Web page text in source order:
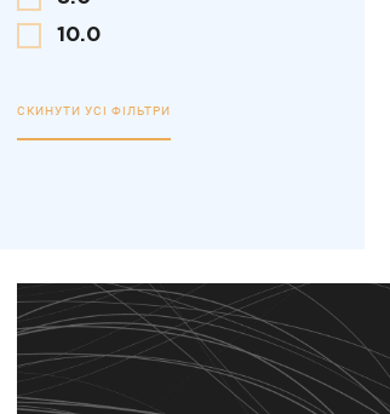
10.0
СКИНУТИ УСІ ФІЛЬТРИ